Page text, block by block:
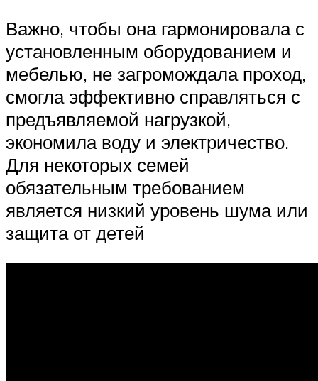
Важно, чтобы она гармонировала с
установленным оборудованием и
мебелью, не загромождала проход,
смогла эффективно справляться с
предъявляемой нагрузкой,
экономила воду и электричество.
Для некоторых семей
обязательным требованием
является низкий уровень шума или
защита от детей